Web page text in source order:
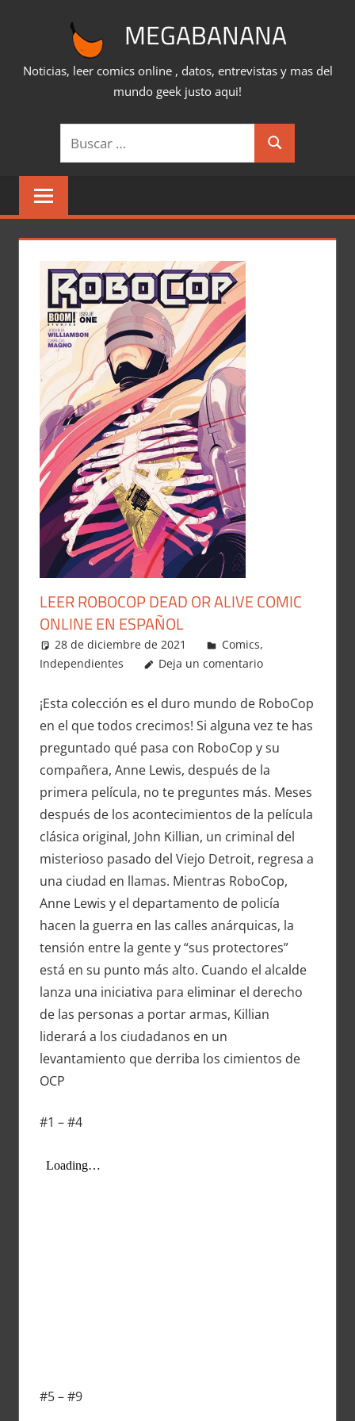
MEGABANANA
Noticias, leer comics online , datos, entrevistas y mas del
mundo geek justo aqui!
Buscar:
Buscar
LEER ROBOCOP DEAD OR ALIVE COMIC
ONLINE EN ESPAÑOL
28 de diciembre de 2021 Carlitox Banana
Comics,
Independientes
Deja un comentario
¡Esta colección es el duro mundo de RoboCop
en el que todos crecimos! Si alguna vez te has
preguntado qué pasa con RoboCop y su
compañera, Anne Lewis, después de la
primera película, no te preguntes más. Meses
después de los acontecimientos de la película
clásica original, John Killian, un criminal del
misterioso pasado del Viejo Detroit, regresa a
una ciudad en llamas. Mientras RoboCop,
Anne Lewis y el departamento de policía
hacen la guerra en las calles anárquicas, la
tensión entre la gente y “sus protectores”
está en su punto más alto. Cuando el alcalde
lanza una iniciativa para eliminar el derecho
de las personas a portar armas, Killian
liderará a los ciudadanos en un
levantamiento que derriba los cimientos de
OCP
#1 – #4
#5 – #9